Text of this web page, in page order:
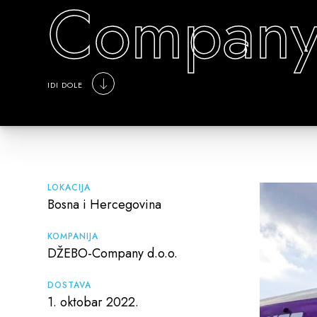
IDI DOLE
LOKACIJA
Bosna i Hercegovina
KOMPANIJA
DŽEBO-Company d.o.o.
DOSTAVA
1. oktobar 2022.